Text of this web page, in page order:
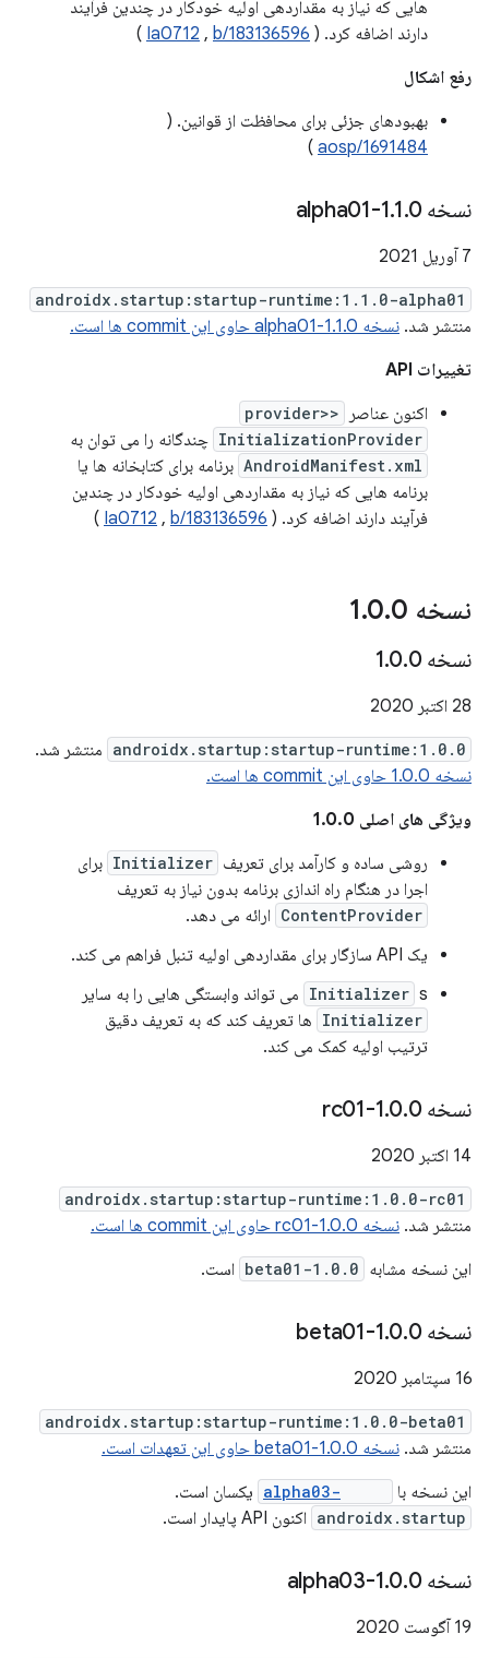
هایی که نیاز به مقداردهی اولیه خودکار در چندین فرآیند
دارند اضافه کرد. (
Ia0712 , b/183136596
)
رفع اشکال
بهبودهای جزئی برای محافظت از قوانین. (
aosp/1691484
)
نسخه 1 .1.0-alpha01
7 آوریل 2021
androidx.startup:startup-runtime:1.1.0-alpha01
منتشر شد. نسخه 1.1.0-alpha01 حاوی این commit ها است.
تغییرات API
اکنون عناصر
<provider>
InitializationProvider چندگانه را می توان به
AndroidManifest.xml برنامه برای کتابخانه ها یا
برنامه هایی که نیاز به مقداردهی اولیه خودکار در چندین
فرآیند دارند اضافه کرد. (
Ia0712 , b/183136596
)
نسخه 1 .0.0
نسخه 1 .0.0
28 اکتبر 2020
androidx.startup:startup-runtime:1.0.0 منتشر شد.
نسخه 1.0.0 حاوی این commit ها است.
ویژگی های اصلی 1.0.0
روشی ساده و کارآمد برای تعریف Initializer برای
اجرا در هنگام راه اندازی برنامه بدون نیاز به تعریف
ContentProvider ارائه می دهد.
یک API سازگار برای مقداردهی اولیه تنبل فراهم می کند.
Initializer s می تواند وابستگی هایی را به سایر
Initializer ها تعریف کند که به تعریف دقیق
ترتیب اولیه کمک می کند.
نسخه 1 .0.0-rc01
14 اکتبر 2020
androidx.startup:startup-runtime:1.0.0-rc01
منتشر شد. نسخه 1.0.0-rc01 حاوی این commit ها است.
این نسخه مشابه 1.0.0-beta01 است.
نسخه 1 .0.0-beta01
16 سپتامبر 2020
androidx.startup:startup-runtime:1.0.0-beta01
منتشر شد. نسخه 1.0.0-beta01 حاوی این تعهدات است.
این نسخه با
یکسان است.
androidx.startup اکنون API پایدار است.
نسخه 1 .0.0-alpha03
19 آگوست 2020